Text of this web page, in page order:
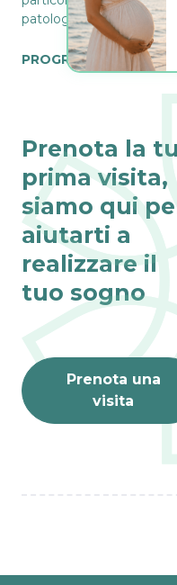
patologie anche in caso
PROGRAMMA
Prenota la
prima visita,
siamo qui
aiutarti a
realizzare il
tuo sogno
Prenota una
visita